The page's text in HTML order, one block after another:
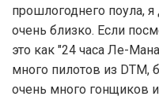
прошлогоднего поула,
очень близко. Если
это как "24 часа Ле-
много пилотов из
очень много гонщиков